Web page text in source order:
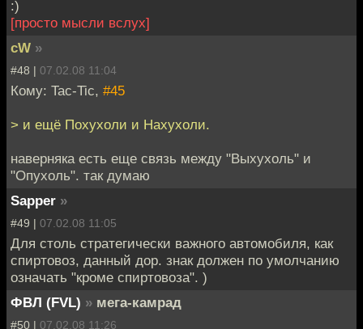
:)
[просто мысли вслух]
cW »
#48 | 07.02.08 11:04
Кому: Tac-Tic, #45
> и ещё Похухоли и Нахухоли.
наверняка есть еще связь между "Выхухоль" и
"Опухоль". так думаю
Sapper »
#49 | 07.02.08 11:05
Для столь стратегически важного автомобиля, как
спиртовоз, данный дор. знак должен по умолчанию
означать "кроме спиртовоза". )
ФВЛ (FVL) » мега-камрад
#50 | 07.02.08 11:26